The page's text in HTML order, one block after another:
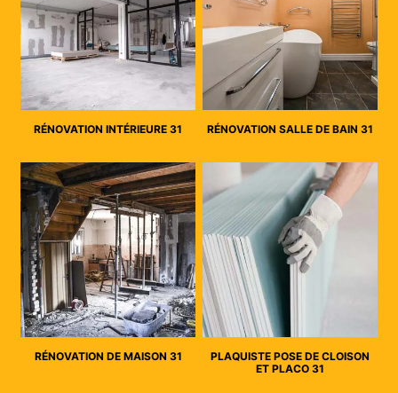
RÉNOVATION INTÉRIEURE 31 RÉNOVATION SALLE DE BAIN 31
RÉNOVATION DE MAISON 31
PLAQUISTE POSE DE CLOISON
ET PLACO 31